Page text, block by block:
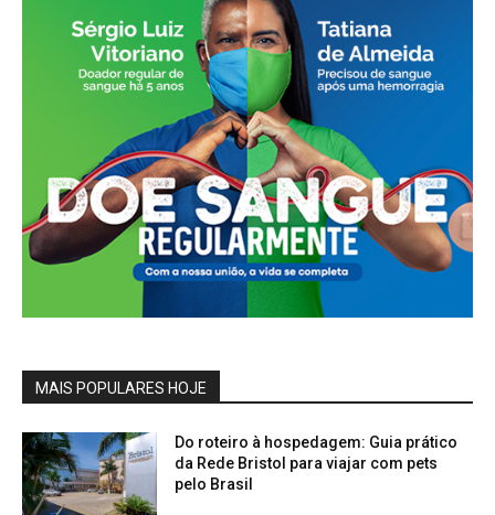
MAIS POPULARES HOJE
Do roteiro à hospedagem: Guia prático
da Rede Bristol para viajar com pets
pelo Brasil